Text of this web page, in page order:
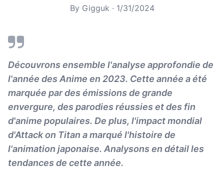
By Gigguk · 1/31/2024
Découvrons ensemble l'analyse approfondie de
l'année des Anime en 2023. Cette année a été
marquée par des émissions de grande
envergure, des parodies réussies et des fin
d'anime populaires. De plus, l'impact mondial
d'Attack on Titan a marqué l'histoire de
l'animation japonaise. Analysons en détail les
tendances de cette année.